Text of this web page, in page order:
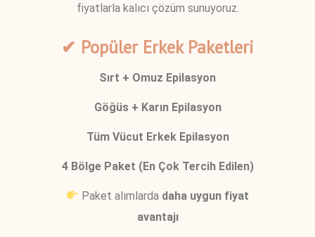
fiyatlarla kalıcı çözüm sunuyoruz.
✔ Popüler Erkek Paketleri
Sırt + Omuz Epilasyon
Göğüs + Karın Epilasyon
Tüm Vücut Erkek Epilasyon
4 Bölge Paket (En Çok Tercih Edilen)
Paket alımlarda daha uygun fiyat
avantajı